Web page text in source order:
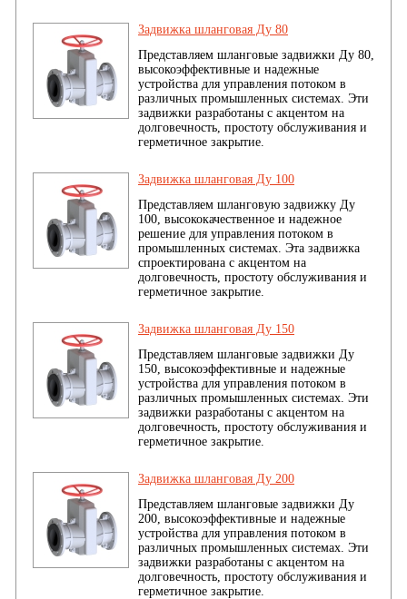
Задвижка шланговая Ду 80
Представляем шланговые задвижки Ду 80,
высокоэффективные и надежные
устройства для управления потоком в
различных промышленных системах. Эти
задвижки разработаны с акцентом на
долговечность, простоту обслуживания и
герметичное закрытие.
Задвижка шланговая Ду 100
Представляем шланговую задвижку Ду
100, высококачественное и надежное
решение для управления потоком в
промышленных системах. Эта задвижка
спроектирована с акцентом на
долговечность, простоту обслуживания и
герметичное закрытие.
Задвижка шланговая Ду 150
Представляем шланговые задвижки Ду
150, высокоэффективные и надежные
устройства для управления потоком в
различных промышленных системах. Эти
задвижки разработаны с акцентом на
долговечность, простоту обслуживания и
герметичное закрытие.
Задвижка шланговая Ду 200
Представляем шланговые задвижки Ду
200, высокоэффективные и надежные
устройства для управления потоком в
различных промышленных системах. Эти
задвижки разработаны с акцентом на
долговечность, простоту обслуживания и
герметичное закрытие.